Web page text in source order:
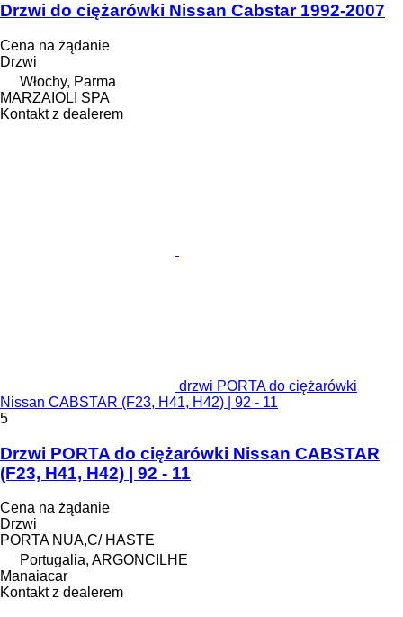
Drzwi do ciężarówki Nissan Cabstar 1992-2007
Cena na żądanie
Drzwi
Włochy, Parma
MARZAIOLI SPA
Kontakt z dealerem
drzwi PORTA do ciężarówki
Nissan CABSTAR (F23, H41, H42) | 92 - 11
5
Drzwi PORTA do ciężarówki Nissan CABSTAR
(F23, H41, H42) | 92 - 11
Cena na żądanie
Drzwi
PORTA NUA,C/ HASTE
Portugalia, ARGONCILHE
Manaiacar
Kontakt z dealerem